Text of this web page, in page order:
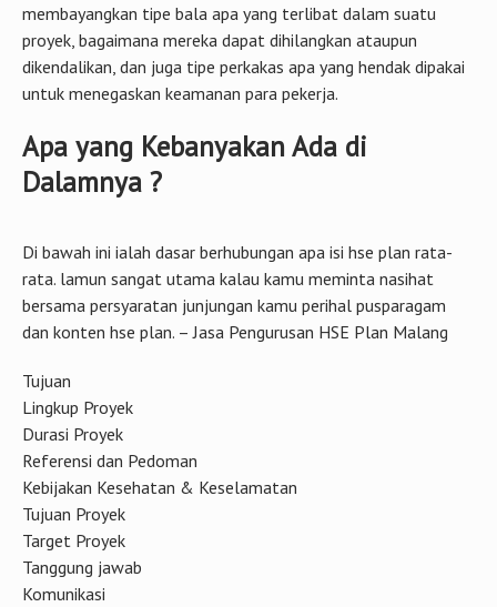
membayangkan tipe bala apa yang terlibat dalam suatu
proyek, bagaimana mereka dapat dihilangkan ataupun
dikendalikan, dan juga tipe perkakas apa yang hendak dipakai
untuk menegaskan keamanan para pekerja.
Apa yang Kebanyakan Ada di
Dalamnya ?
Di bawah ini ialah dasar berhubungan apa isi hse plan rata-
rata. lamun sangat utama kalau kamu meminta nasihat
bersama persyaratan junjungan kamu perihal pusparagam
dan konten hse plan. – Jasa Pengurusan HSE Plan Malang
Tujuan
Lingkup Proyek
Durasi Proyek
Referensi dan Pedoman
Kebijakan Kesehatan & Keselamatan
Tujuan Proyek
Target Proyek
Tanggung jawab
Komunikasi